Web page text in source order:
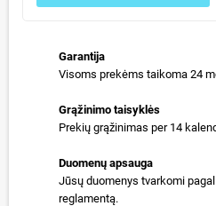
Garantija
Visoms prekėms taikoma 24
Grąžinimo taisyklės
Prekių grąžinimas per 14
Duomenų apsauga
Jūsų duomenys tvarkomi
reglamentą.